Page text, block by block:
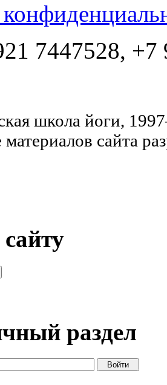
7447528, +7
школа йоги,
сайта
раздел